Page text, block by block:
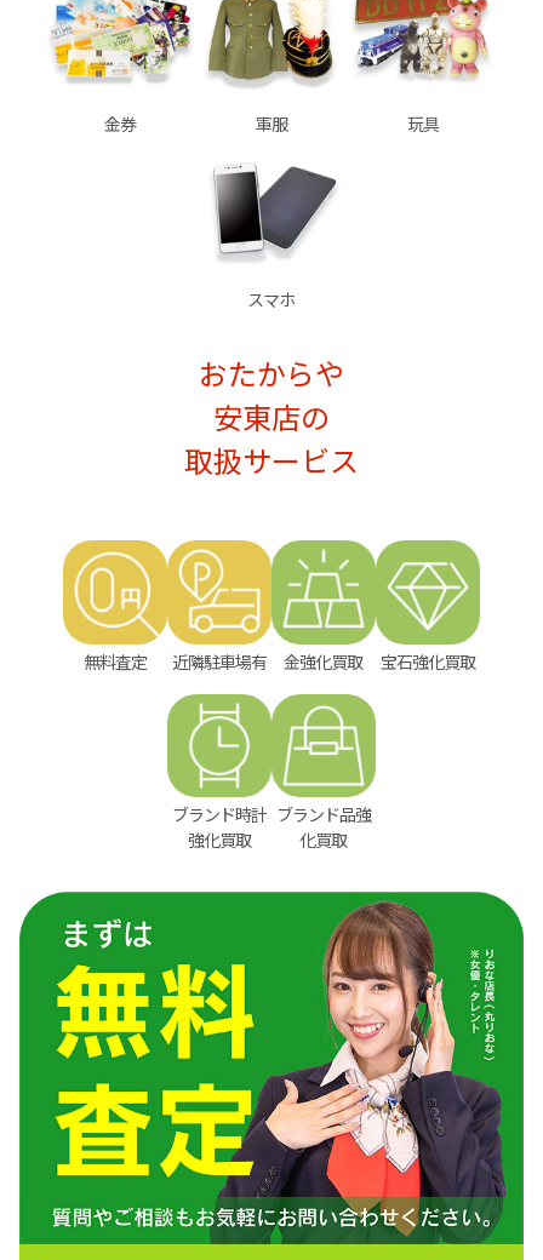
金券 軍服 玩具
スマホ
おたからや
安東店の
取扱サービス
無料査定 近隣駐車場有 金強化買取 宝石強化買取
ブランド時計
強化買取
ブランド品強
化買取